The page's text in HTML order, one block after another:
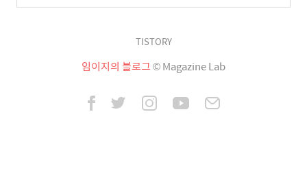
TISTORY
임이지의 블로그© Magazine Lab